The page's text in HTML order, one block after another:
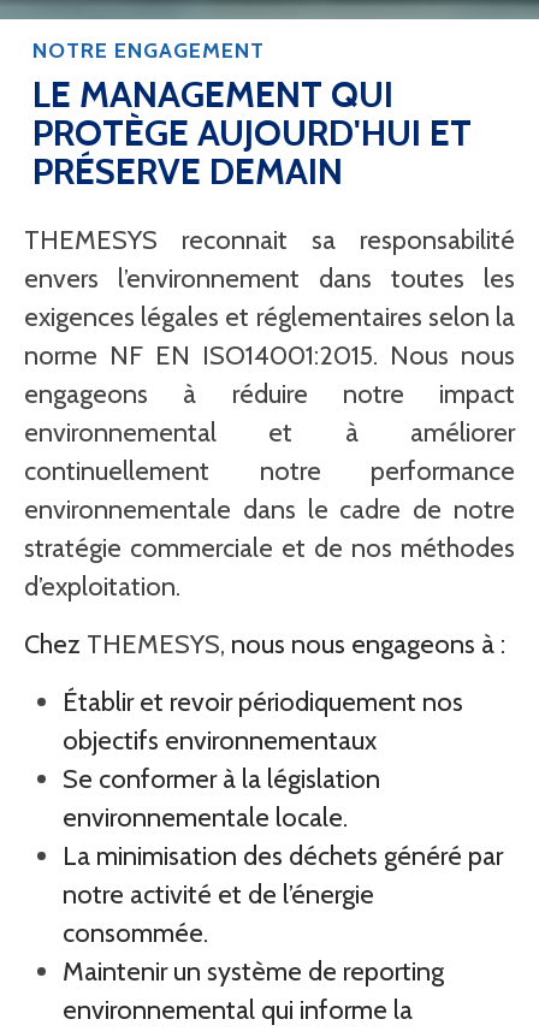
NOTRE ENGAGEMENT
LE MANAGEMENT QUI
PROTÈGE AUJOURD'HUI ET
PRÉSERVE DEMAIN
THEMESYS reconnait sa responsabilité
envers l’environnement dans toutes les
exigences légales et réglementaires selon la
norme NF EN ISO14001:2015. Nous nous
engageons à réduire notre impact
environnemental et à améliorer
continuellement notre performance
environnementale dans le cadre de notre
stratégie commerciale et de nos méthodes
d’exploitation.
Chez THEMESYS, nous nous engageons à :
Établir et revoir périodiquement nos
objectifs environnementaux
Se conformer à la législation
environnementale locale.
La minimisation des déchets généré par
notre activité et de l’énergie
consommée.
Maintenir un système de reporting
environnemental qui informe la